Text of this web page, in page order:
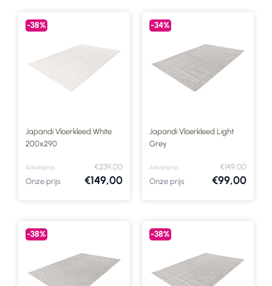
-38%
Japandi Vloerkleed White
200x290
Adviesprijs
€239,00
Onze prijs
€149,00
-34%
Japandi Vloerkleed Light
Grey
Adviesprijs
€149,00
Onze prijs
€99,00
-38% -38%